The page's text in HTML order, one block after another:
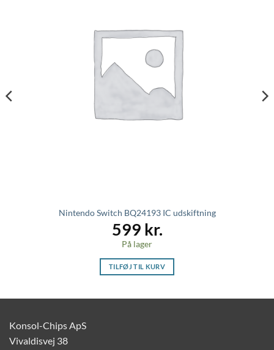
Nintendo Switch BQ24193 IC udskiftning
599 kr.
På lager
TILFØJ TIL KURV
Konsol-Chips ApS
Vivaldisvej 38